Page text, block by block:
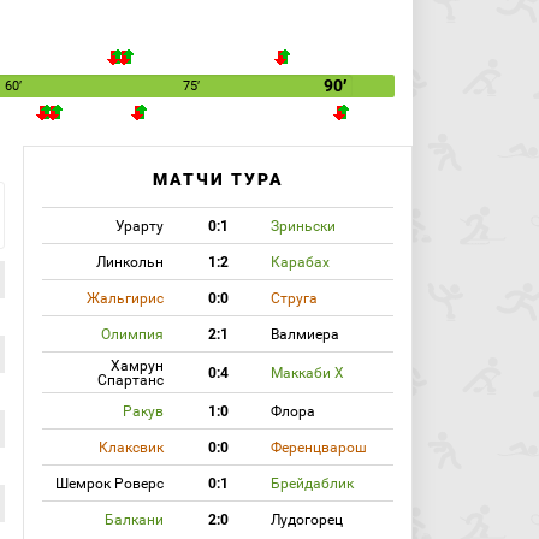
60′ 75′ 90′
МАТЧИ ТУРА
Урарту 0:1 Зриньски
Линкольн 1:2 Карабах
Жальгирис 0:0 Струга
Олимпия 2:1
Валмиера
Хамрун
Спартанс
0:4 Маккаби Х
Ракув 1:0 Флора
Клаксвик 0:0 Ференцварош
Шемрок Роверс 0:1 Брейдаблик
Балкани 2:0 Лудогорец